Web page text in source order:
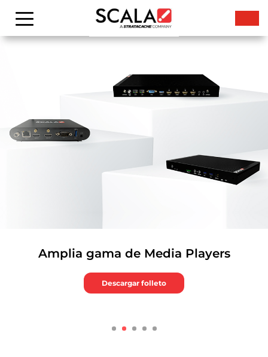
Amplia gama de Media Players
Descargar folleto